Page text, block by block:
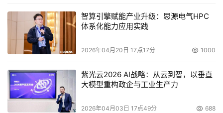
智算引擎赋能产业升级：思源电气HPC
体系化能力应用实践
2026年04月20日 17点17分 1000
紫光云2026 AI战略：从云到智，以垂直
大模型重构政企与工业生产力
2026年04月03日 17点49分 688